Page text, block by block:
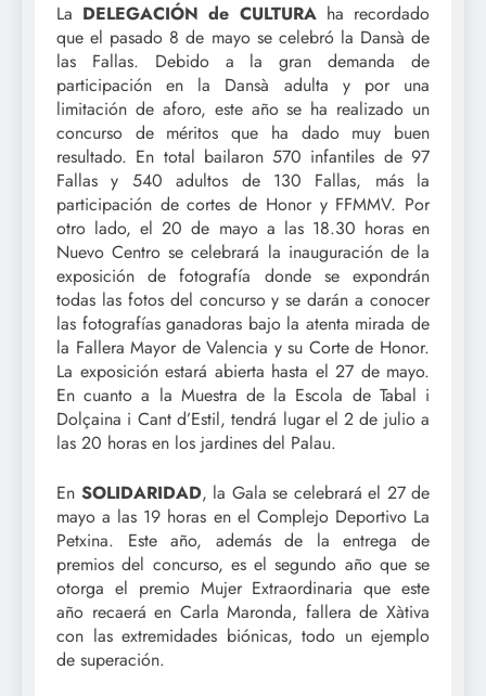
La DELEGACIÓN de CULTURAha recordado
que el pasado 8 de mayo se celebró la Dansà de
las Fallas. Debido a la gran demanda de
participación en la Dansà adulta y por una
limitación de aforo, este año se ha realizado un
concurso de méritos que ha dado muy buen
resultado. En total bailaron 570 infantiles de 97
Fallas y 540 adultos de 130 Fallas, más la
participación de cortes de Honor y FFMMV. Por
otro lado, el 20 de mayo a las 18.30 horas en
Nuevo Centro se celebrará la inauguración de la
exposición de fotografía donde se expondrán
todas las fotos del concurso y se darán a conocer
las fotografías ganadoras bajo la atenta mirada de
la Fallera Mayor de Valencia y su Corte de Honor.
La exposición estará abierta hasta el 27 de mayo.
En cuanto a la Muestra de la Escola de Tabal i
Dolçaina i Cant d’Estil, tendrá lugar el 2 de julio a
las 20 horas en los jardines del Palau.
En SOLIDARIDAD, la Gala se celebrará el 27 de
mayo a las 19 horas en el Complejo Deportivo La
Petxina. Este año, además de la entrega de
premios del concurso, es el segundo año que se
otorga el premio Mujer Extraordinaria que este
año recaerá en Carla Maronda, fallera de Xàtiva
con las extremidades biónicas, todo un ejemplo
de superación.